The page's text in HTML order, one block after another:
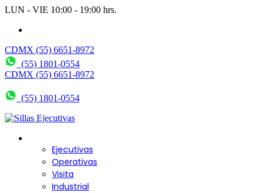
LUN - VIE 10:00 - 19:00 hrs.
CDMX (55) 6651-8972
(55) 1801-0554
CDMX (55) 6651-8972
(55) 1801-0554
Ejecutivas
Operativas
Visita
Industrial